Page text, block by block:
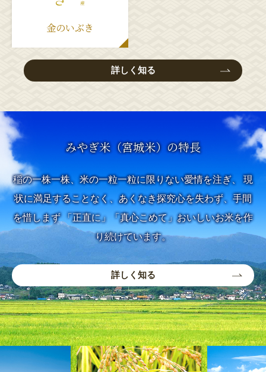
金のいぶき
詳しく知る
みやぎ米（宮城米）の特長
稲の一株一株、米の一粒一粒に限りない愛情を注ぎ、
現
状に満足することなく、あくなき探究心を失わず、手間
を惜しまず「正直に」「真心こめて」おいしいお米を作
り続けています。
詳しく知る